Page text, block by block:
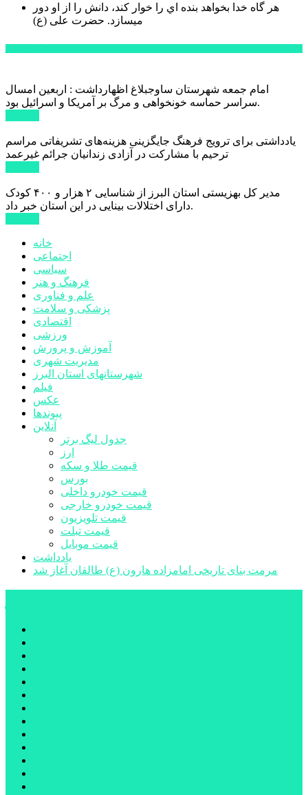
هر گاه خدا بخواهد بنده اي را خوار كند، دانش را از او دور
میسازد. حضرت علی (ع)
امام جمعه شهرستان ساوجبلاغ اظهارداشت : اربعین امسال
سراسر حماسه خونخواهی و مرگ بر آمریکا و اسرائیل بود.
یادداشتی برای ترویج فرهنگ جایگزینی هزینه‌های تشریفاتی مراسم
ترحیم با مشارکت در آزادی زندانیان جرائم غیرعمد
مدیر کل بهزیستی استان البرز از شناسایی ۲ هزار و ۴۰۰ کودک
دارای اختلالات بینایی در این استان خبر داد.
خانه
اجتماعی
سیاسی
فرهنگ و هنر
علم و فناوری
پزشکی و سلامت
اقتصادی
ورزشی
آموزش و پرورش
مدیریت شهری
شهرستانهای استان البرز
فیلم
عکس
پیوندها
آنلاین
جدول لیگ برتر
ارز
قیمت طلا و سکه
بورس
قیمت خودرو داخلی
قیمت خودرو خارجی
قیمت تلویزیون
قیمت تبلت
قیمت موبایل
یادداشت
مرمت بنای تاریخی امامزاده هارون (ع) طالقان آغاز شد